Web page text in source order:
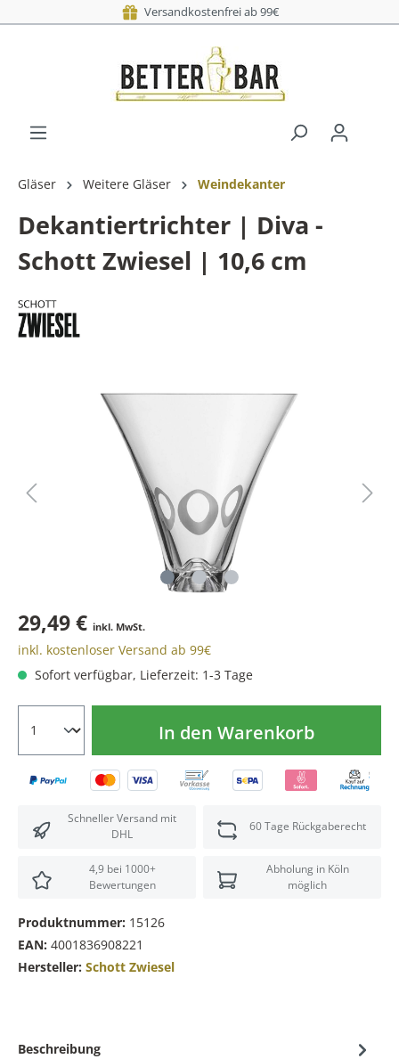
Versandkostenfrei ab 99€
Gläser Weitere Gläser Weindekanter
Dekantiertrichter | Diva -
Schott Zwiesel | 10,6 cm
29,49 € inkl. MwSt.
inkl. kostenloser Versand ab 99€
Sofort verfügbar, Lieferzeit: 1-3 Tage
In den Warenkorb
Schneller Versand mit
DHL
60 Tage Rückgaberecht
4,9 bei 1000+
Bewertungen
Abholung in Köln
möglich
Produktnummer: 15126
EAN: 4001836908221
Hersteller: Schott Zwiesel
Beschreibung